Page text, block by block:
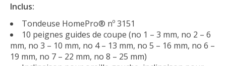
Inclus:
Tondeuse HomePro® nº 3151
10 peignes guides de coupe (no 1 – 3 mm, no 2 – 6
mm, no 3 – 10 mm, no 4 – 13 mm, no 5 – 16 mm, no 6 –
19 mm, no 7 – 22 mm, no 8 – 25 mm)